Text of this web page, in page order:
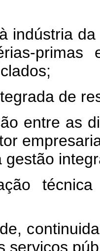
indústria
primas
de
entre as
gestão
serviços